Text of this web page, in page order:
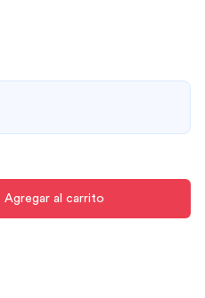
Agregar al carrito